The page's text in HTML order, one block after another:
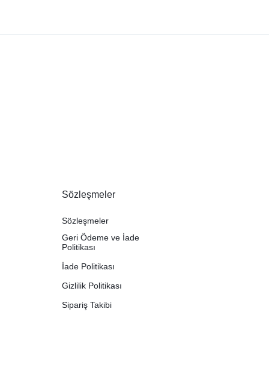
Sözleşmeler
Sözleşmeler
Geri Ödeme ve İade
Politikası
İade Politikası
Gizlilik Politikası
Sipariş Takibi